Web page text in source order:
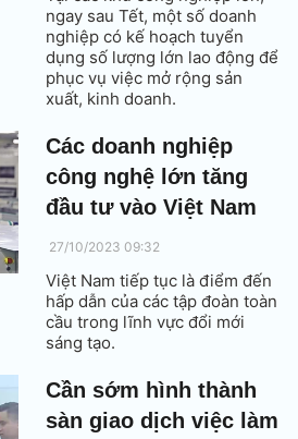
ngay sau Tết, một số doanh
nghiệp có kế hoạch tuyển
dụng số lượng lớn lao động để
phục vụ việc mở rộng sản
xuất, kinh doanh.
Các doanh nghiệp
công nghệ lớn tăng
đầu tư vào Việt Nam
27/10/2023 09:32
Việt Nam tiếp tục là điểm đến
hấp dẫn của các tập đoàn toàn
cầu trong lĩnh vực đổi mới
sáng tạo.
Cần sớm hình thành
sàn giao dịch việc làm